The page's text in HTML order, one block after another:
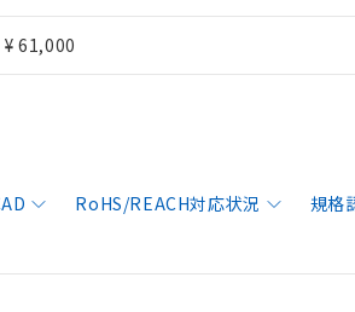
¥ 61,000
RoHS/REACH対応状況 規格